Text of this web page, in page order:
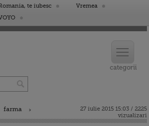
te iubesc
Vremea
farma
27 iulie 2015 15:03 / 2225
vizualizari